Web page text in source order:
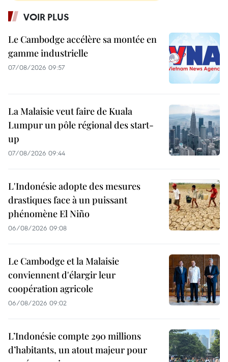
VOIR PLUS
Le Cambodge accélère sa montée en
gamme industrielle
07/08/2026 09:57
La Malaisie veut faire de Kuala
Lumpur un pôle régional des start-
up
07/08/2026 09:44
L'Indonésie adopte des mesures
drastiques face à un puissant
phénomène El Niño
06/08/2026 09:08
Le Cambodge et la Malaisie
conviennent d'élargir leur
coopération agricole
06/08/2026 09:02
L’Indonésie compte 290 millions
d’habitants, un atout majeur pour